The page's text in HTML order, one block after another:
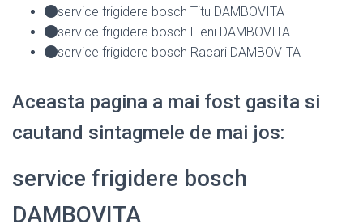
service frigidere bosch Titu DAMBOVITA
service frigidere bosch Fieni DAMBOVITA
service frigidere bosch Racari DAMBOVITA
Aceasta pagina a mai fost gasita si
cautand sintagmele de mai jos:
service frigidere bosch
DAMBOVITA